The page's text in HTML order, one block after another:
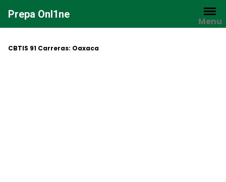
contenido
Prepa Onl1ne
Menu
CBTIS 91 Carreras: Oaxaca